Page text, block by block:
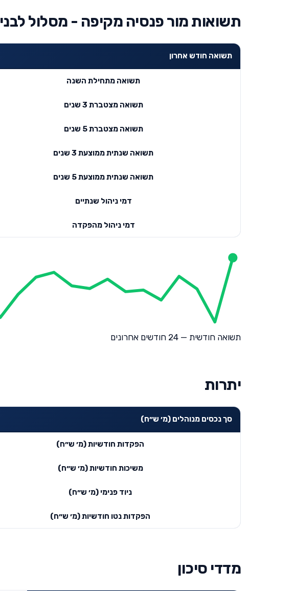
תשואות מור פנסיה מקיפה - מסלול לבני 60 ומעלה
תשואה חודש אחרון
תשואה מתחילת השנה
תשואה מצטברת 3 שנים
תשואה מצטברת 5 שנים
תשואה שנתית ממוצעת 3 שנים
תשואה שנתית ממוצעת 5 שנים
דמי ניהול שנתיים
דמי ניהול מהפקדה
תשואה חודשית — 24 חודשים אחרונים
יתרות
סך נכסים מנוהלים (מ׳ ש״ח)
הפקדות חודשיות (מ׳ ש״ח)
משיכות חודשיות (מ׳ ש״ח)
ניוד פנימי (מ׳ ש״ח)
הפקדות נטו חודשיות (מ׳ ש״ח)
מדדי סיכון